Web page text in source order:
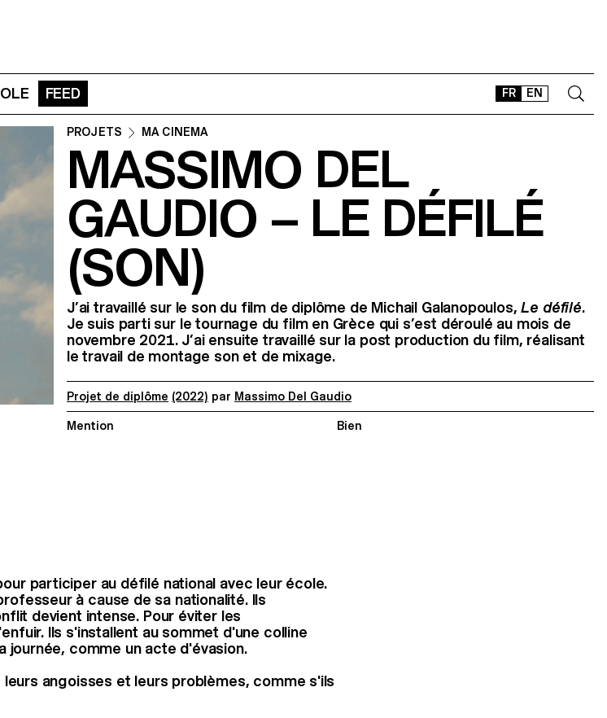
FR EN
FEED
TYPEFACES
PROJETS MA CINEMA
MASSIMO DEL
GAUDIO – LE DÉFILÉ
(SON)
J’ai travaillé sur le son du film de diplôme de Michail Galanopoulos, Le défilé.
Je suis parti sur le tournage du film en Grèce qui s’est déroulé au mois de
novembre 2021. J’ai ensuite travaillé sur la post production du film, réalisant
le travail de montage son et de mixage.
Projet de diplôme (2022) par Massimo Del Gaudio
Mention Bien
participer au défilé national avec leur école.
à cause de sa nationalité. Ils
devient intense. Pour éviter les
Ils s'installent au sommet d'une colline
journée, comme un acte d'évasion.
angoisses et leurs problèmes, comme s'ils